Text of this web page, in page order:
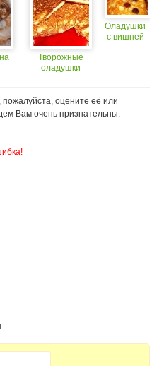
Творожные
оладушки
Оладушки
с вишней
пожалуйста, оцените её или
Вам очень признательны.